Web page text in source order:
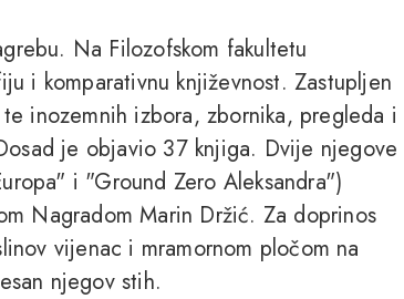
Na Filozofskom fakultetu
i komparativnu književnost. Zastupljen
inozemnih izbora, zbornika, pregleda i
je objavio 37 knjiga. Dvije njegove
i "Ground Zero Aleksandra")
Nagradom Marin Držić. Za doprinos
vijenac i mramornom pločom na
njegov stih.